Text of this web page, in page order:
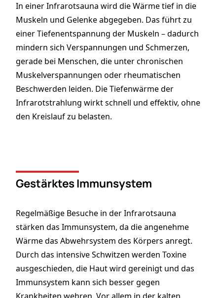
In einer Infrarotsauna wird die Wärme tief in die
Muskeln und Gelenke abgegeben. Das führt zu
einer Tiefenentspannung der Muskeln – dadurch
mindern sich Verspannungen und Schmerzen,
gerade bei Menschen, die unter chronischen
Muskelverspannungen oder rheumatischen
Beschwerden leiden. Die Tiefenwärme der
Infrarotstrahlung wirkt schnell und effektiv, ohne
den Kreislauf zu belasten.
Gestärktes Immunsystem
Regelmäßige Besuche in der Infrarotsauna
stärken das Immunsystem, da die angenehme
Wärme das Abwehrsystem des Körpers anregt.
Durch das intensive Schwitzen werden Toxine
ausgeschieden, die Haut wird gereinigt und das
Immunsystem kann sich besser gegen